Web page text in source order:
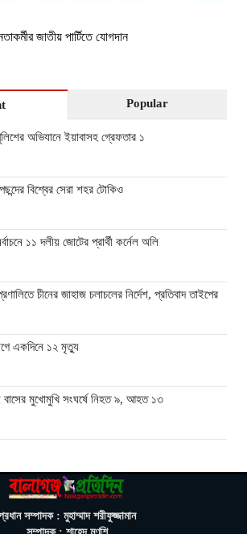
জাতীয় পার্টিতে যোগদান
Popular
অভিযানে ইয়াবাসহ গ্রেফতার ১
বিশ্বের সেরা শহর টোকিও
১১ দলীয় জোটের প্রার্থী কর্নেল অলি
চীনের জাহাজ চলাচলের নির্দেশ, প্রতিবাদ তাইপের
একদিনে ১২ মৃত্যু
বাসের মুখোমুখি সংঘর্ষে নিহত ৯, আহত ১৩
সম্পাদক : মুহাম্মাদ শরীফুজ্জামান